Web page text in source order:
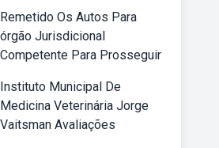
Remetido Os Autos Para
órgão Jurisdicional
Competente Para Prosseguir
Instituto Municipal De
Medicina Veterinária Jorge
Vaitsman Avaliações